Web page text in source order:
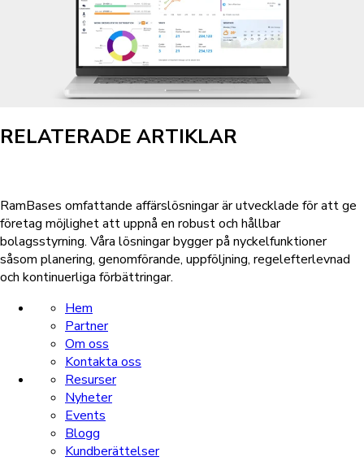
RELATERADE ARTIKLAR
RamBases omfattande affärslösningar är utvecklade för att ge
företag möjlighet att uppnå en robust och hållbar
bolagsstyrning. Våra lösningar bygger på nyckelfunktioner
såsom planering, genomförande, uppföljning, regelefterlevnad
och kontinuerliga förbättringar.
Hem
Partner
Om oss
Kontakta oss
Resurser
Nyheter
Events
Blogg
Kundberättelser